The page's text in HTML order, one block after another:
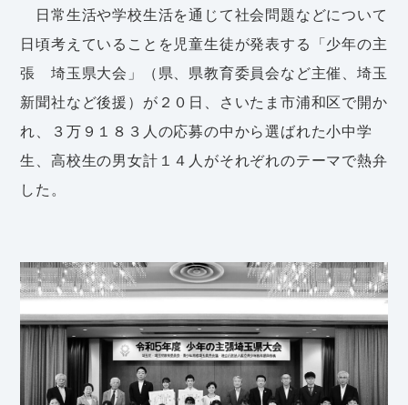
日常生活や学校生活を通じて社会問題などについて
日頃考えていることを児童生徒が発表する「少年の主
張 埼玉県大会」（県、県教育委員会など主催、埼玉
新聞社など後援）が２０日、さいたま市浦和区で開か
れ、３万９１８３人の応募の中から選ばれた小中学
生、高校生の男女計１４人がそれぞれのテーマで熱弁
した。